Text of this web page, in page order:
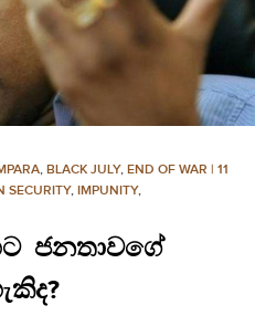
, BLACK JULY, END OF WAR | 11
SECURITY, IMPUNITY,
ජනතාවගේ